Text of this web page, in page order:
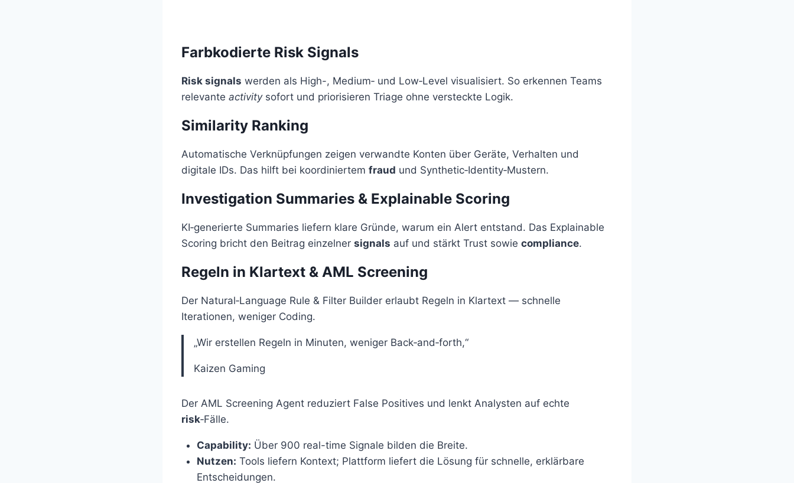
Farbkodierte Risk Signals
Risk signals werden als High-, Medium‑ und Low‑Level visualisiert. So erkennen Teams
relevante activitysofort und priorisieren Triage ohne versteckte Logik.
Similarity Ranking
Automatische Verknüpfungen zeigen verwandte Konten über Geräte, Verhalten und
digitale IDs. Das hilft bei koordiniertem fraud und Synthetic‑Identity‑Mustern.
Investigation Summaries & Explainable Scoring
KI‑generierte Summaries liefern klare Gründe, warum ein Alert entstand. Das Explainable
Scoring bricht den Beitrag einzelner signals auf und stärkt Trust sowie compliance.
Regeln in Klartext & AML Screening
Der Natural‑Language Rule & Filter Builder erlaubt Regeln in Klartext — schnelle
Iterationen, weniger Coding.
„Wir erstellen Regeln in Minuten, weniger Back‑and‑forth,“
Kaizen Gaming
Der AML Screening Agent reduziert False Positives und lenkt Analysten auf echte
risk‑Fälle.
Capability: Über 900 real-time Signale bilden die Breite.
Nutzen: Tools liefern Kontext; Plattform liefert die Lösung für schnelle, erklärbare
Entscheidungen.